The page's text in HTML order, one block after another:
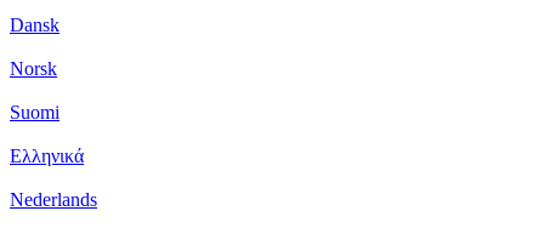
Dansk
Norsk
Suomi
Ελληνικά
Nederlands